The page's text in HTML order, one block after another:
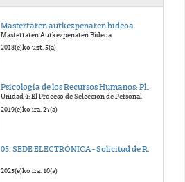
Masterraren aurkezpenaren bideoa
Masterraren Aurkezpenaren Bideoa
2018(e)ko uzt. 5(a)
Psicología de los Recursos Humanos: Planificación, Selección y Promoción. Edurne Martínez
Unidad 4: El Proceso de Selección de Personal
2019(e)ko ira. 27(a)
2025(e)ko ira. 10(a)